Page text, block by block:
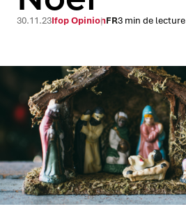
submenu
30.11.23Ifop OpinionFR3 min de lecture